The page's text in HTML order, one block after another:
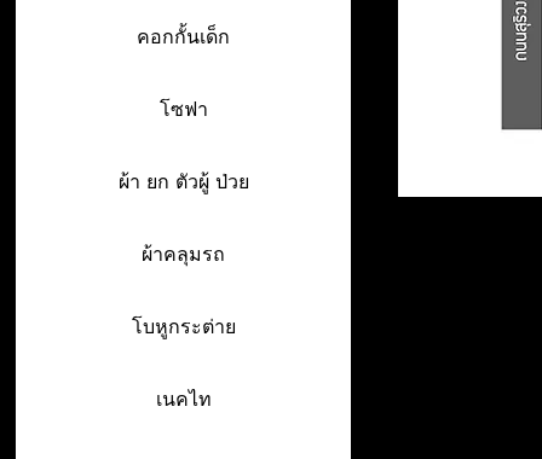
คอกกั้นเด็ก
โซฟา
ผ้า ยก ตัวผู้ ป่วย
ผ้าคลุมรถ
โบหูกระต่าย
เนคไท